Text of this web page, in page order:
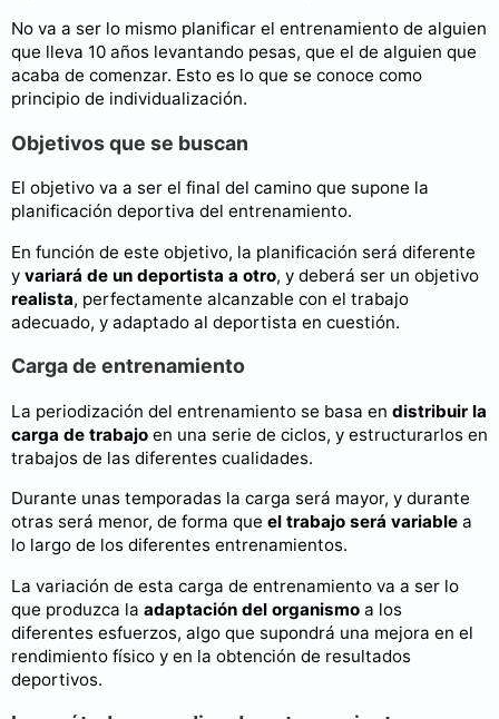
No va a ser lo mismo planificar el entrenamiento de alguien
que lleva 10 años levantando pesas, que el de alguien que
acaba de comenzar. Esto es lo que se conoce como
principio de individualización.
Objetivos que se buscan
El objetivo va a ser el final del camino que supone la
planificación deportiva del entrenamiento.
En función de este objetivo, la planificación será diferente
y variará de un deportista a otro, y deberá ser un objetivo
realista, perfectamente alcanzable con el trabajo
adecuado, y adaptado al deportista en cuestión.
Carga de entrenamiento
La periodización del entrenamiento se basa en distribuir la
carga de trabajo en una serie de ciclos, y estructurarlos en
trabajos de las diferentes cualidades.
Durante unas temporadas la carga será mayor, y durante
otras será menor, de forma que el trabajo será variable a
lo largo de los diferentes entrenamientos.
La variación de esta carga de entrenamiento va a ser lo
que produzca la adaptación del organismo a los
diferentes esfuerzos, algo que supondrá una mejora en el
rendimiento físico y en la obtención de resultados
deportivos.